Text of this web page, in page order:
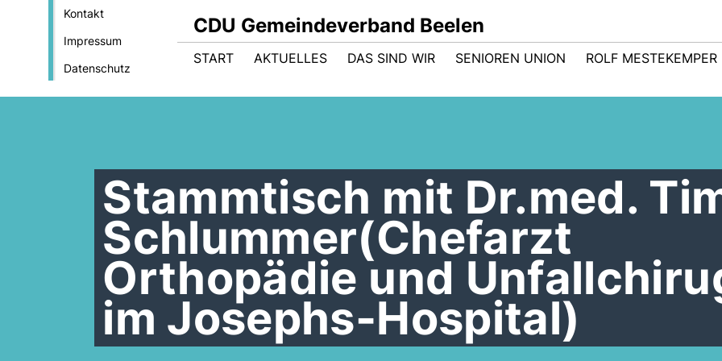
Kontakt
Impressum
Datenschutz
CDU Gemeindeverband Beelen
START AKTUELLES DAS SIND WIR SENIOREN UNION ROLF MESTEKEMPER
Stammtisch mit Dr.med.
Schlummer(Chefarzt
Orthopädie und
im Josephs-Hospital)